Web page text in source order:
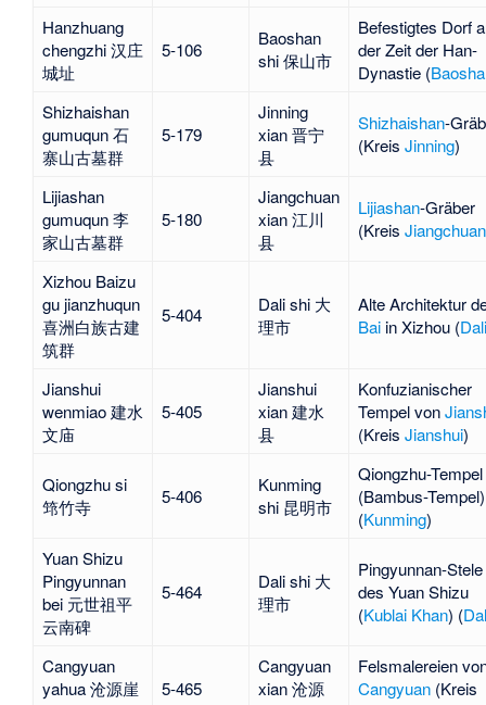
Hanzhuang
chengzhi 汉庄
城址
5-106
Baoshan
shi 保山市
Befestigtes Dorf
der Zeit der Han-
Dynastie (
Shizhaishan
gumuqun 石
寨山古墓群
5-179
Jinning
xian 晋宁
县
Shizhaishan-
(Kreis Jinning)
Lijiashan
gumuqun 李
家山古墓群
5-180
Jiangchuan
xian 江川
县
Lijiashan-Gräber
(Kreis Jiangchuan
Xizhou Baizu
gu jianzhuqun
喜洲白族古建
筑群
5-404
Dali shi 大
理市
Alte Architektur
Baiin Xizhou (Dali
Jianshui
wenmiao 建水
文庙
5-405
Jianshui
xian 建水
县
Konfuzianischer
Tempel von
(Kreis Jianshui)
Qiongzhu si
筇竹寺
5-406
Kunming
shi 昆明市
Qiongzhu-Tempel
(Bambus-Tempel)
(Kunming)
Yuan Shizu
Pingyunnan
bei 元世祖平
云南碑
5-464
Dali shi 大
理市
Pingyunnan-Stele
des Yuan Shizu
(Kublai Khan) (
Cangyuan
yahua 沧源崖
5-465
Cangyuan
xian 沧源
Felsmalereien
Cangyuan(Kreis